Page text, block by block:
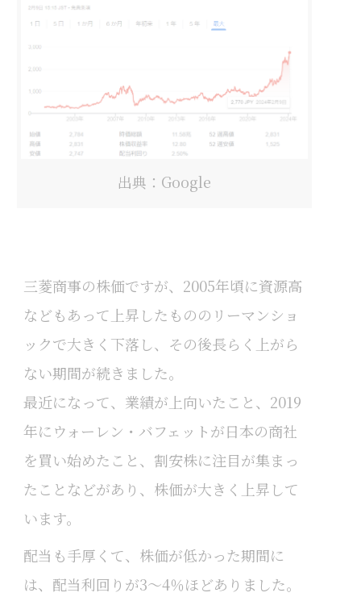
出典：Google
三菱商事の株価ですが、2005年頃に資源高
などもあって上昇したもののリーマンショ
ックで大きく下落し、その後長らく上がら
ない期間が続きました。
最近になって、業績が上向いたこと、2019
年にウォーレン・バフェットが日本の商社
を買い始めたこと、割安株に注目が集まっ
たことなどがあり、株価が大きく上昇して
います。
配当も手厚くて、株価が低かった期間に
は、配当利回りが3～4％ほどありました。